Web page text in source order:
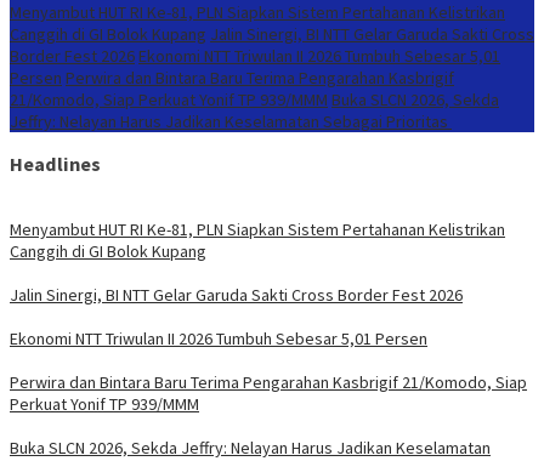
Menyambut HUT RI Ke-81, PLN Siapkan Sistem Pertahanan Kelistrikan
Canggih di GI Bolok Kupang Jalin Sinergi, BI NTT Gelar Garuda Sakti Cross
Border Fest 2026 Ekonomi NTT Triwulan II 2026 Tumbuh Sebesar 5,01
Persen Perwira dan Bintara Baru Terima Pengarahan Kasbrigif
21/Komodo, Siap Perkuat Yonif TP 939/MMM Buka SLCN 2026, Sekda
Jeffry: Nelayan Harus Jadikan Keselamatan Sebagai Prioritas
Headlines
Menyambut HUT RI Ke-81, PLN Siapkan Sistem Pertahanan Kelistrikan
Canggih di GI Bolok Kupang
Jalin Sinergi, BI NTT Gelar Garuda Sakti Cross Border Fest 2026
Ekonomi NTT Triwulan II 2026 Tumbuh Sebesar 5,01 Persen
Perwira dan Bintara Baru Terima Pengarahan Kasbrigif 21/Komodo, Siap
Perkuat Yonif TP 939/MMM
Buka SLCN 2026, Sekda Jeffry: Nelayan Harus Jadikan Keselamatan